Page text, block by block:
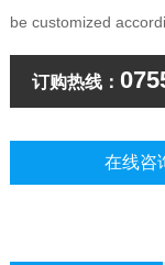
be customized
订购热线：
在线咨